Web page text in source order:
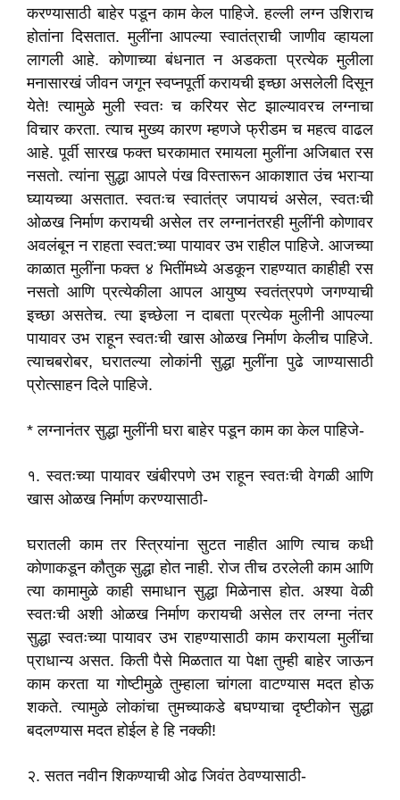
करण्यासाठी बाहेर पडून काम केल पाहिजे. हल्ली लग्न उशिराच
होतांना दिसतात. मुलींना आपल्या स्वातंत्राची जाणीव व्हायला
लागली आहे. कोणाच्या बंधनात न अडकता प्रत्येक मुलीला
मनासारखं जीवन जगून स्वप्नपूर्ती करायची इच्छा असलेली दिसून
येते! त्यामुळे मुली स्वतः च करियर सेट झाल्यावरच लग्नाचा
विचार करता. त्याच मुख्य कारण म्हणजे फ्रीडम च महत्व वाढल
आहे. पूर्वी सारख फक्त घरकामात रमायला मुलींना अजिबात रस
नसतो. त्यांना सुद्धा आपले पंख विस्तारून आकाशात उंच भराऱ्या
घ्यायच्या असतात. स्वतःच स्वातंत्र जपायचं असेल, स्वतःची
ओळख निर्माण करायची असेल तर लग्नानंतरही मुलींनी कोणावर
अवलंबून न राहता स्वत:च्या पायावर उभ राहील पाहिजे. आजच्या
काळात मुलींना फक्त ४ भितींमध्ये अडकून राहण्यात काहीही रस
नसतो आणि प्रत्येकीला आपल आयुष्य स्वतंत्रपणे जगण्याची
इच्छा असतेच. त्या इच्छेला न दाबता प्रत्येक मुलीनी आपल्या
पायावर उभ राहून स्वतःची खास ओळख निर्माण केलीच पाहिजे.
त्याचबरोबर, घरातल्या लोकांनी सुद्धा मुलींना पुढे जाण्यासाठी
प्रोत्साहन दिले पाहिजे.
* लग्नानंतर सुद्धा मुलींनी घरा बाहेर पडून काम का केल पाहिजे-
१. स्वतःच्या पायावर खंबीरपणे उभ राहून स्वतःची वेगळी आणि
खास ओळख निर्माण करण्यासाठी-
घरातली काम तर स्त्रियांना सुटत नाहीत आणि त्याच कधी
कोणाकडून कौतुक सुद्धा होत नाही. रोज तीच ठरलेली काम आणि
त्या कामामुळे काही समाधान सुद्धा मिळेनास होत. अश्या वेळी
स्वतःची अशी ओळख निर्माण करायची असेल तर लग्ना नंतर
सुद्धा स्वतःच्या पायावर उभ राहण्यासाठी काम करायला मुलींचा
प्राधान्य असत. किती पैसे मिळतात या पेक्षा तुम्ही बाहेर जाऊन
काम करता या गोष्टीमुळे तुम्हाला चांगला वाटण्यास मदत होऊ
शकते. त्यामुळे लोकांचा तुमच्याकडे बघण्याचा दृष्टीकोन सुद्धा
बदलण्यास मदत होईल हे हि नक्की!
२. सतत नवीन शिकण्याची ओढ जिवंत ठेवण्यासाठी-